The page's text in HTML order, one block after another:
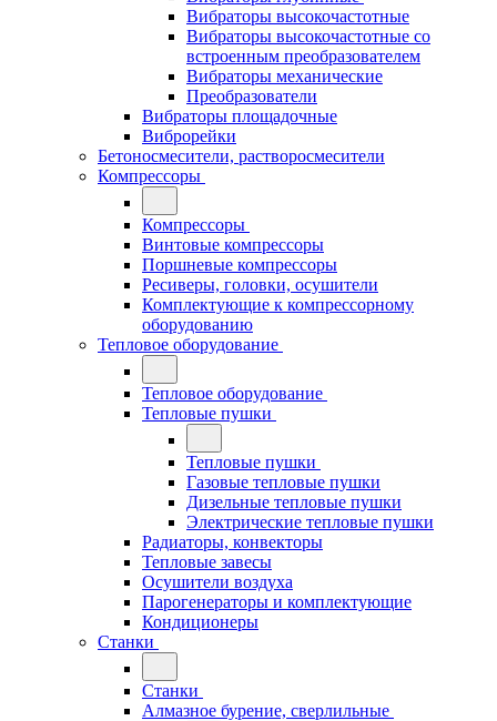
Вибраторы высокочастотные
Вибраторы высокочастотные со
встроенным преобразователем
Вибраторы механические
Преобразователи
Вибраторы площадочные
Виброрейки
Бетоносмесители, растворосмесители
Компрессоры
Компрессоры
Винтовые компрессоры
Поршневые компрессоры
Ресиверы, головки, осушители
Комплектующие к компрессорному
оборудованию
Тепловое оборудование
Тепловое оборудование
Тепловые пушки
Тепловые пушки
Газовые тепловые пушки
Дизельные тепловые пушки
Электрические тепловые пушки
Радиаторы, конвекторы
Тепловые завесы
Осушители воздуха
Парогенераторы и комплектующие
Кондиционеры
Станки
Станки
Алмазное бурение, сверлильные